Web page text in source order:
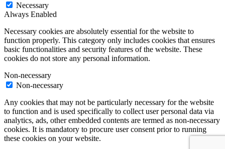
Necessary
Always Enabled
Necessary cookies are absolutely essential for the website to
function properly. This category only includes cookies that ensures
basic functionalities and security features of the website. These
cookies do not store any personal information.
Non-necessary
Non-necessary
Any cookies that may not be particularly necessary for the website
to function and is used specifically to collect user personal data via
analytics, ads, other embedded contents are termed as non-necessary
cookies. It is mandatory to procure user consent prior to running
these cookies on your website.